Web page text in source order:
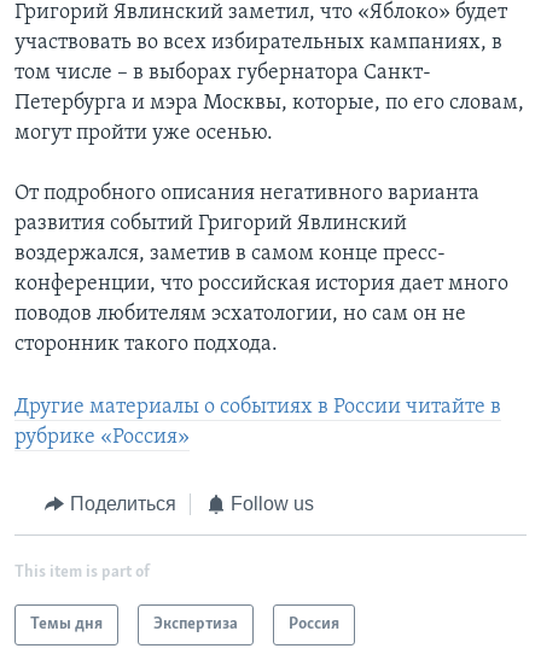
Григорий Явлинский заметил, что «Яблоко» будет
участвовать во всех избирательных кампаниях, в
том числе – в выборах губернатора Санкт-
Петербурга и мэра Москвы, которые, по его словам,
могут пройти уже осенью.
От подробного описания негативного варианта
развития событий Григорий Явлинский
воздержался, заметив в самом конце пресс-
конференции, что российская история дает много
поводов любителям эсхатологии, но сам он не
сторонник такого подхода.
Другие материалы о событиях в России читайте в
рубрике «Россия»
Поделиться Follow us
This item is part of
Темы дня Экспертиза Россия